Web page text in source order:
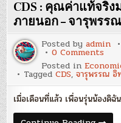
สนใจ
–
ดร.โชติ
ชัย
สุ
วรรณ
าภ
รณ์
CDS : คุณค่าแท้จริง
ภายนอก – จารุพรร
Posted byadmin
0 Comments
CDS
:
คุณ
แท้จ
มาก
สิ่ง
ที่
เห็น
Posted in
TaggedCDS,จารุพรรณ อิ
เมื่อเดือนที่แล้ว เพื่อนรุ่นน้องดิฉั